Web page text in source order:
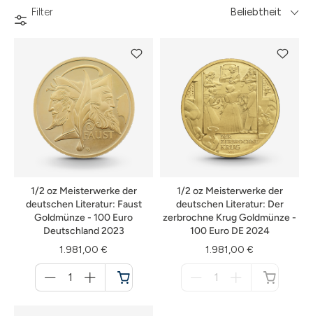
Filter
Beliebtheit
1/2 oz Meisterwerke der
deutschen Literatur: Faust
Goldmünze - 100 Euro
Deutschland 2023
1.981,00 €
für
Warenkorb
1/2 oz Meisterwerke der
deutschen Literatur: Der
zerbrochne Krug Goldmünze -
100 Euro DE 2024
1.981,00 €